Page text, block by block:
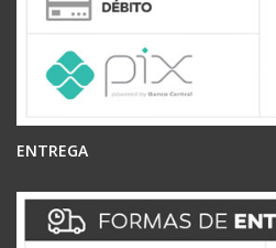
ENTREGA